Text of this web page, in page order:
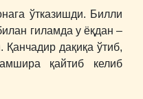
ўтказишди. Билли
гиламда у ёқдан –
дақиқа ўтиб,
қайтиб келиб